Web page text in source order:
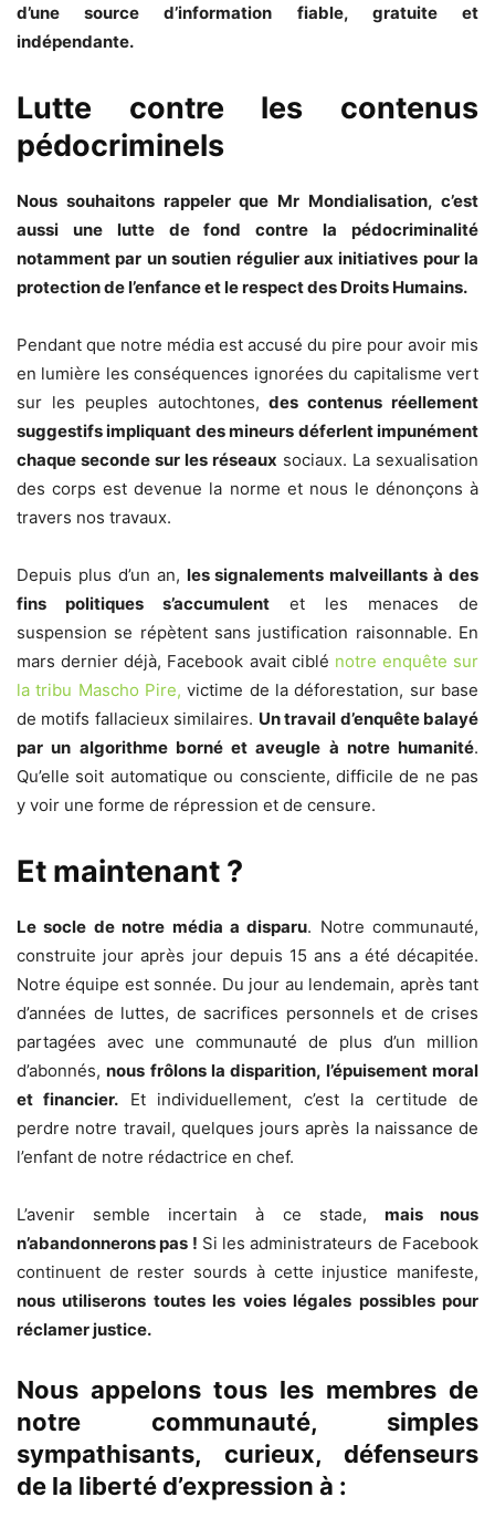
d’une source d’information fiable, gratuite et
indépendante.
Lutte contre les contenus
pédocriminels
Nous souhaitons rappeler que Mr Mondialisation, c’est
aussi une lutte de fond contre la pédocriminalité
notamment par un soutien régulier aux initiatives pour la
protection de l’enfance et le respect des Droits Humains.
Pendant que notre média est accusé du pire pour avoir mis
en lumière les conséquences ignorées du capitalisme vert
sur les peuples autochtones,des contenus réellement
suggestifs impliquant des mineurs déferlent impunément
chaque seconde sur les réseaux sociaux. La sexualisation
des corps est devenue la norme et nous le dénonçons à
travers nos travaux.
Depuis plus d’un an, les signalements malveillants à des
fins politiques s’accumulent et les menaces de
suspension se répètent sans justification raisonnable. En
mars dernier déjà, Facebook avait ciblé notre enquête sur
la tribu Mascho Pire, victime de la déforestation, sur base
de motifs fallacieux similaires. Un travail d’enquête balayé
par un algorithme borné et aveugle à notre humanité.
Qu’elle soit automatique ou consciente, difficile de ne pas
y voir une forme de répression et de censure.
Et maintenant ?
Le socle de notre média a disparu. Notre communauté,
construite jour après jour depuis 15 ans a été décapitée.
Notre équipe est sonnée. Du jour au lendemain, après tant
d’années de luttes, de sacrifices personnels et de crises
partagées avec une communauté de plus d’un million
d’abonnés,nous frôlons la disparition, l’épuisement moral
et financier. Et individuellement, c’est la certitude de
perdre notre travail, quelques jours après la naissance de
l’enfant de notre rédactrice en chef.
L’avenir semble incertain à ce stade, mais nous
n’abandonnerons pas ! Si les administrateurs de Facebook
continuent de rester sourds à cette injustice manifeste,
nous utiliserons toutes les voies légales possibles pour
réclamer justice.
Nous appelons tous les membres de
notre communauté, simples
sympathisants, curieux, défenseurs
de la liberté d’expression à :